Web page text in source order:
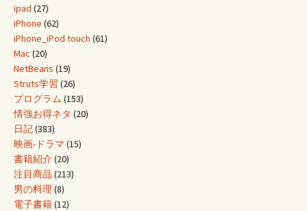
ipad (27)
iPhone (62)
iPhone_iPod touch (61)
Mac (20)
NetBeans (19)
Struts学習 (26)
プログラム (153)
情強お得ネタ (20)
日記(383)
映画-ドラマ (15)
書籍紹介(20)
注目商品 (213)
男の料理 (8)
電子書籍(12)